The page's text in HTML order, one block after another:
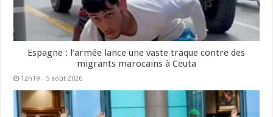
Espagne : l’armée lance une vaste traque contre des
migrants marocains à Ceuta
12h19 - 5 août 2026